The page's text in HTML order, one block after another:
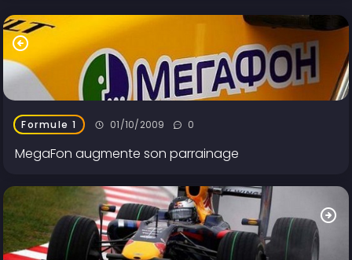
Formule 1 01/10/2009 0
MegaFon augmente son parrainage